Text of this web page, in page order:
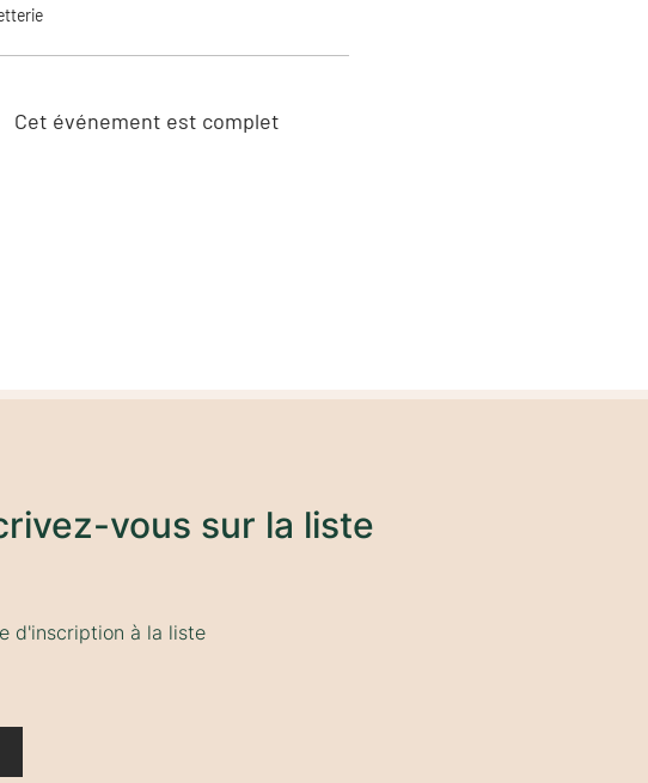
Cet événement est complet
vous sur la liste
d'inscription à la liste